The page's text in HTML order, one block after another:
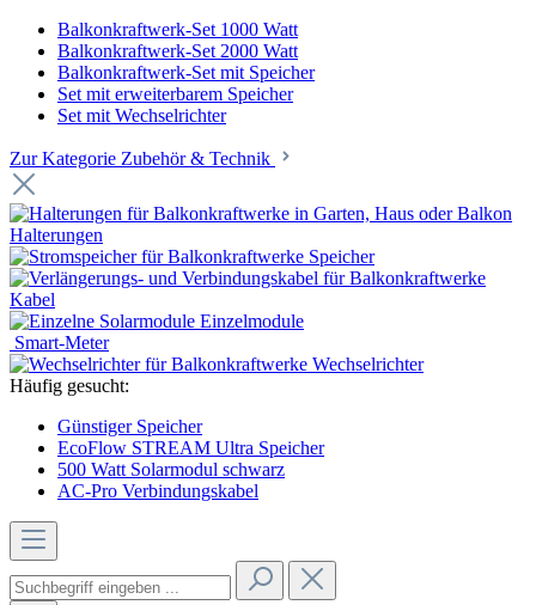
Balkonkraftwerk-Set 1000 Watt
Balkonkraftwerk-Set 2000 Watt
Balkonkraftwerk-Set mit Speicher
Set mit erweiterbarem Speicher
Set mit Wechselrichter
Zur Kategorie Zubehör & Technik
Halterungen
Speicher
Kabel
Einzelmodule
Smart-Meter
Wechselrichter
Häufig gesucht:
Günstiger Speicher
EcoFlow STREAM Ultra Speicher
500 Watt Solarmodul schwarz
AC-Pro Verbindungskabel